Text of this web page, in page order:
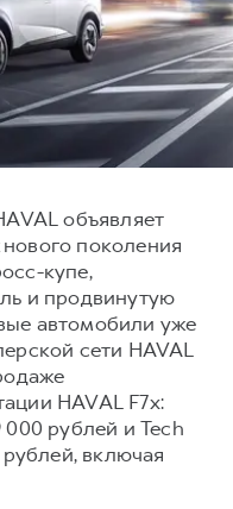
X
499 000 ₽
599 000 ₽
GWM Fleet
объявляет
поколения
купе,
и продвинутую
автомобили уже
сети HAVAL
HAVAL F7x:
000 рублей и Tech
включая